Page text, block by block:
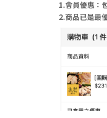
1.會員優惠：
2.商品已是最